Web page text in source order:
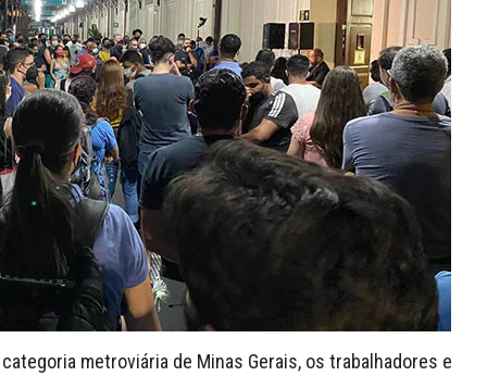
metroviária de Minas Gerais, os trabalhadores e